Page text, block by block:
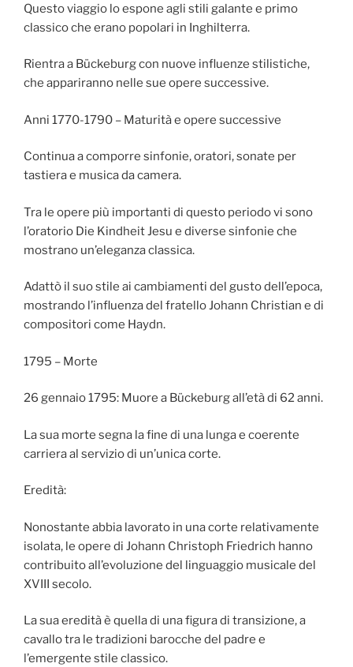
Questo viaggio lo espone agli stili galante e primo
classico che erano popolari in Inghilterra.
Rientra a Bückeburg con nuove influenze stilistiche,
che appariranno nelle sue opere successive.
Anni 1770-1790 – Maturità e opere successive
Continua a comporre sinfonie, oratori, sonate per
tastiera e musica da camera.
Tra le opere più importanti di questo periodo vi sono
l’oratorio Die Kindheit Jesu e diverse sinfonie che
mostrano un’eleganza classica.
Adattò il suo stile ai cambiamenti del gusto dell’epoca,
mostrando l’influenza del fratello Johann Christian e di
compositori come Haydn.
1795 – Morte
26 gennaio 1795: Muore a Bückeburg all’età di 62 anni.
La sua morte segna la fine di una lunga e coerente
carriera al servizio di un’unica corte.
Eredità:
Nonostante abbia lavorato in una corte relativamente
isolata, le opere di Johann Christoph Friedrich hanno
contribuito all’evoluzione del linguaggio musicale del
XVIII secolo.
La sua eredità è quella di una figura di transizione, a
cavallo tra le tradizioni barocche del padre e
l’emergente stile classico.